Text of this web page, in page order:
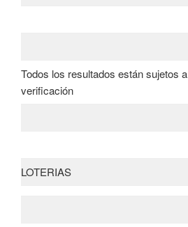
Todos los resultados están sujetos a
verificación
LOTERIAS